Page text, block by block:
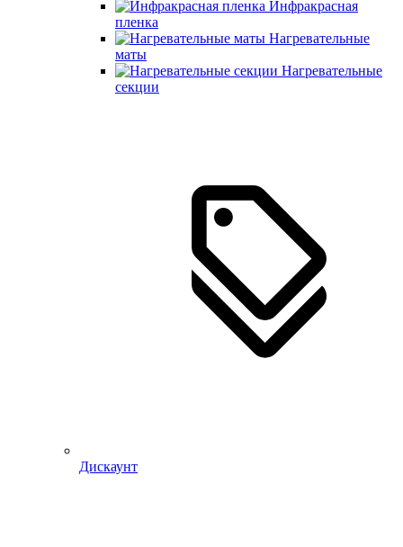
Инфракрасная
пленка
Нагревательные
маты
Нагревательные
секции
Дискаунт